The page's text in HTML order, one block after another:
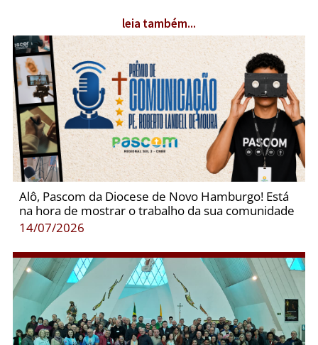
leia também...
Alô, Pascom da Diocese de Novo Hamburgo! Está
na hora de mostrar o trabalho da sua comunidade
14/07/2026